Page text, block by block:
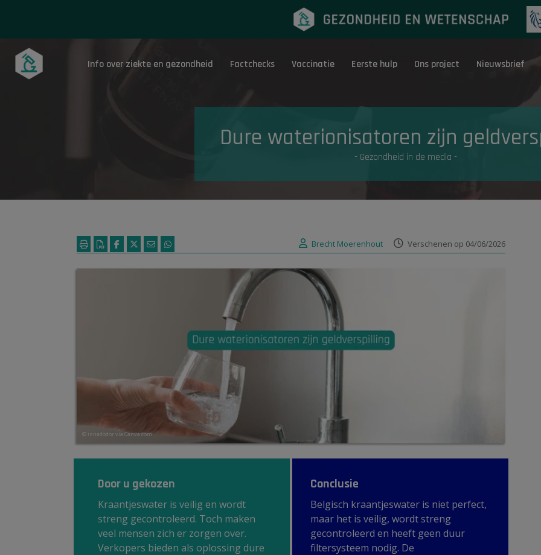
Onderwerpen Eerste hulp
Info over ziekte en gezondheid Factchecks Vaccinatie Eerste hulp Ons project Nieuwsbrief
Dure waterionisatoren zijn
- Gezondheid in de media -
Brecht Moerenhout Verschenen op 04/06/2026
© innadodor via Canva.com
Door u gekozen
Kraantjeswater is veilig en wordt
streng gecontroleerd. Toch maken
veel mensen zich er zorgen over.
Verkopers bieden als oplossing dure
Conclusie
Belgisch kraantjeswater is niet perfect,
maar het is veilig, wordt streng
gecontroleerd en heeft geen duur
filtersysteem nodig. De